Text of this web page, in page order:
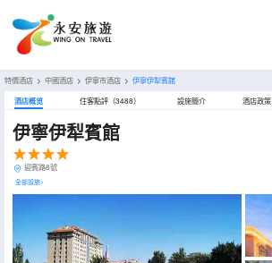
特價酒店 > 中國酒店 > 伊寧市酒店 > 伊寧伊犁賓館
酒店概览 住客點評（3488） 設施簡介 酒店政策
伊寧伊犁賓館
迎賓路8號
全部設施>